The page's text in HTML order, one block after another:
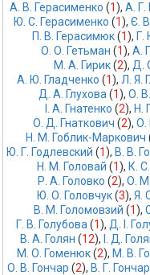
А. В. Герасименко (1), А. Г.
Ю. С. Герасименко (1), Є.
П. В. Герасимюк (1), Г.
О. О. Гетьман (1), А.
М. А. Гирик (2), Д.
А. Ю. Гладченко (1), Л. Я.
Д. А. Глухова (1), О.
І. А. Гнатенко (2), Н.
О. Д. Гнаткович (2), О.
Н. М. Гоблик-Маркович
Ю. Г. Годлевский (1), В. В.
Н. М. Головай (1), К.
Р. А. Головко (2), О.
Ю. О. Головчук (3), Я.
В. М. Голомовзий (1),
Г. В. Голубова (1), Д. І.
В. А. Голян (12), І. Д.
М. О. Гоменюк (2), М. В.
О. В. Гончар (2), В. Г. Гончар